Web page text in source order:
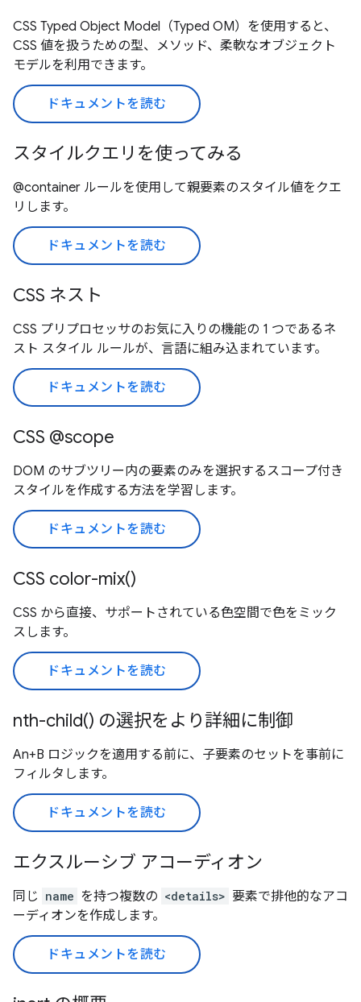
CSS Typed Object Model（Typed OM）を使用すると、
CSS 値を扱うための型、メソッド、柔軟なオブジェクト
モデルを利用できます。
ドキュメントを読む
スタイルクエリを使ってみる
@container ルールを使用して親要素のスタイル値をクエ
リします。
ドキュメントを読む
CSS ネスト
CSS プリプロセッサのお気に入りの機能の 1 つであるネ
スト スタイル ルールが、言語に組み込まれています。
ドキュメントを読む
CSS @scope
DOM のサブツリー内の要素のみを選択するスコープ付き
スタイルを作成する方法を学習します。
ドキュメントを読む
CSS color-mix()
CSS から直接、サポートされている色空間で色をミック
スします。
ドキュメントを読む
nth-child() の選択をより詳細に制御
An+B ロジックを適用する前に、子要素のセットを事前に
フィルタします。
ドキュメントを読む
エクスルーシブ アコーディオン
同じ name を持つ複数の <details> 要素で排他的なアコ
ーディオンを作成します。
ドキュメントを読む